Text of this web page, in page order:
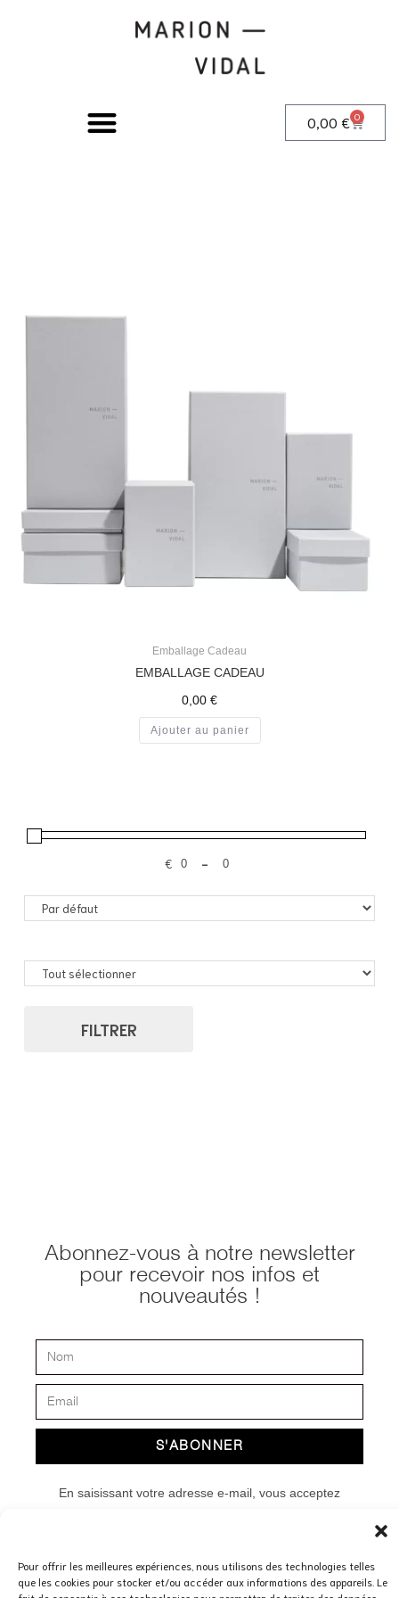
Pour offrir les meilleures expériences, nous utilisons des technologies telles
que les cookies pour stocker et/ou accéder aux informations des appareils. Le
0,00 € 0
Emballage Cadeau
EMBALLAGE CADEAU
0,00 €
Ajouter au panier
€ -
FILTRER
Abonnez-vous à notre newsletter
pour recevoir nos infos et
nouveautés !
S'ABONNER
En saisissant votre adresse e-mail, vous acceptez